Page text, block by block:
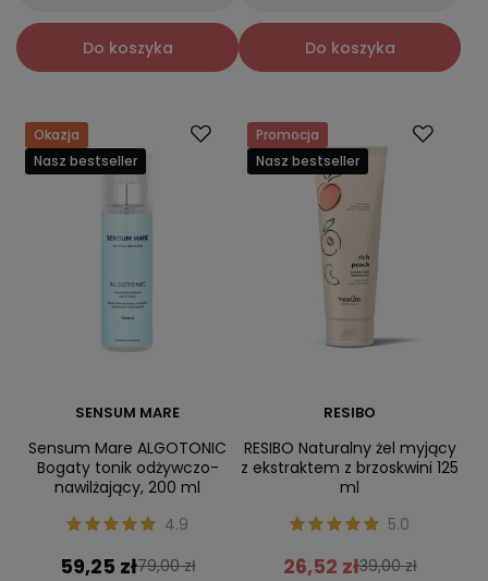
Do koszyka Do koszyka
Okazja
Nasz bestseller
SENSUM MARE
Sensum Mare ALGOTONIC
Bogaty tonik odżywczo-
nawilżający, 200 ml
4.9
59,25 zł79,00 zł
Promocja
Nasz bestseller
RESIBO
RESIBO Naturalny żel myjący
z ekstraktem z brzoskwini 125
ml
5.0
26,52 zł39,00 zł